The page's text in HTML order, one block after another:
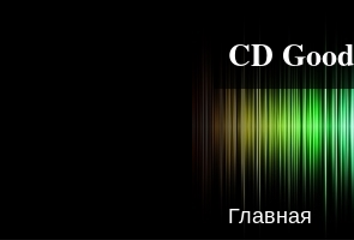
CD Good
Главная